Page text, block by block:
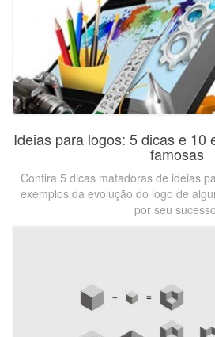
Ideias para logos: 5 dicas e 10
famosas
Confira 5 dicas matadoras de ideias
exemplos da evolução do logo de
por seu